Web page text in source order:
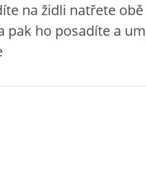
na židli natřete
pak ho posadíte a